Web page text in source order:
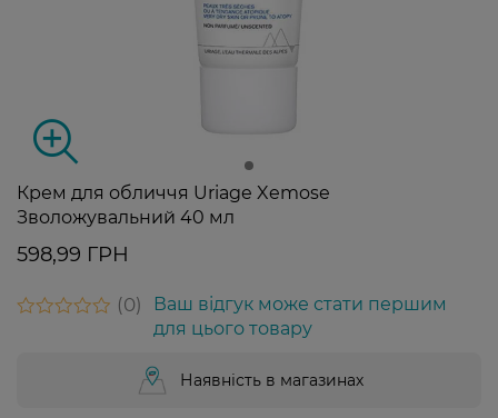
Крем для обличчя Uriage Xemose
Зволожувальний 40 мл
598,99 ГРН
0
Ваш відгук може стати першим
для цього товару
Наявність в магазинах